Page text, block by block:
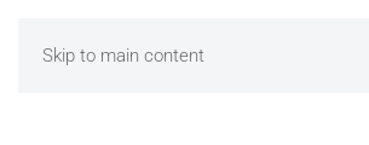
Skip to main content